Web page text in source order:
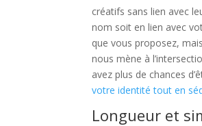
créatifs sans lien avec
nom soit en lien avec
que vous proposez,
nous mène à
avez plus de chances
votre identité tout en
Longueur et